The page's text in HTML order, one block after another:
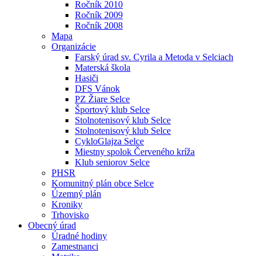
Ročník 2010
Ročník 2009
Ročník 2008
Mapa
Organizácie
Farský úrad sv. Cyrila a Metoda v Selciach
Materská škola
Hasiči
DFS Vánok
PZ Žiare Selce
Športový klub Selce
Stolnotenisový klub Selce
Stolnotenisový klub Selce
CykloGlajza Selce
Miestny spolok Červeného kríža
Klub seniorov Selce
PHSR
Komunitný plán obce Selce
Územný plán
Kroniky
Trhovisko
Obecný úrad
Úradné hodiny
Zamestnanci